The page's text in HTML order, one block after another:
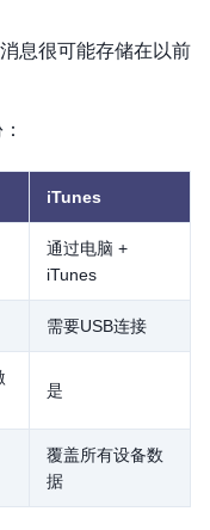
息很可能存储在以前
iTunes
通过电脑 +
iTunes
需要USB连接
是
覆盖所有设备数
据